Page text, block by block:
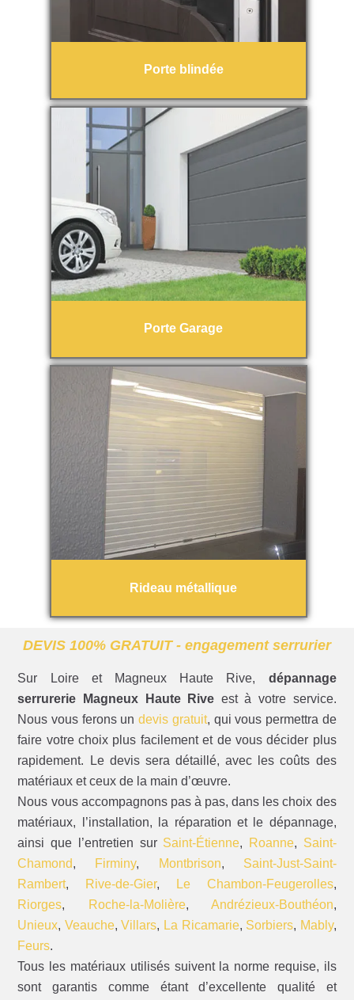
Porte blindée
Porte Garage
Rideau métallique
DEVIS 100% GRATUIT - engagement serrurier
Sur Loire et Magneux Haute Rive, dépannage
serrurerie Magneux Haute Rive est à votre service.
Nous vous ferons undevis gratuit, qui vous permettra de
faire votre choix plus facilement et de vous décider plus
rapidement. Le devis sera détaillé, avec les coûts des
matériaux et ceux de la main d’œuvre.
Nous vous accompagnons pas à pas, dans les choix des
matériaux, l’installation, la réparation et le dépannage,
ainsi que l’entretien sur Saint-Étienne, Roanne, Saint-
Chamond, Firminy, Montbrison, Saint-Just-Saint-
Rambert, Rive-de-Gier, Le Chambon-Feugerolles,
Riorges, Roche-la-Molière, Andrézieux-Bouthéon,
Unieux, Veauche,Villars, La Ricamarie, Sorbiers, Mably,
Feurs.
Tous les matériaux utilisés suivent la norme requise, ils
sont garantis comme étant d’excellente qualité et